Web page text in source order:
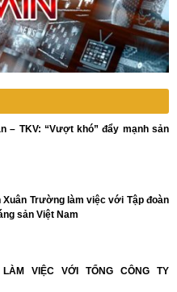
– TKV: “Vượt khó” đẩy mạnh sản
Xuân Trường làm việc với Tập đoàn
sản Việt Nam
VIỆC VỚI TỔNG CÔNG TY